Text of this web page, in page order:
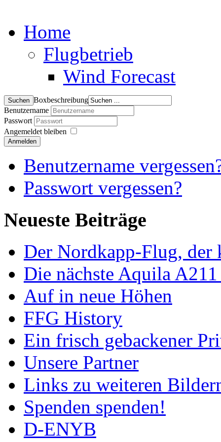
Home
Flugbetrieb
Wind Forecast
Boxbeschreibung
Benutzername
Passwort
Angemeldet bleiben
Anmelden
Benutzername
Passwort vergessen?
Neueste Beiträge
Der Nordkapp-Flug, der
Die nächste Aquila
Auf in neue Höhen
FFG History
Ein frisch gebackener
Unsere Partner
Links zu weiteren
Spenden spenden!
D-ENYB